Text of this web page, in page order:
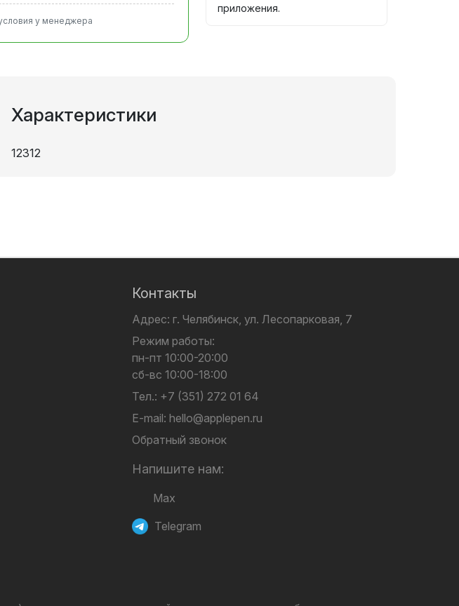
у менеджера
приложения.
Характеристики
12312
Контакты
Адрес: г. Челябинск, ул. Лесопарковая, 7
Режим работы:
пн-пт 10:00-20:00
сб-вс 10:00-18:00
Тел.: +7 (351) 272 01 64
E-mail: hello@applepen.ru
Обратный звонок
Напишите нам:
Max
Telegram